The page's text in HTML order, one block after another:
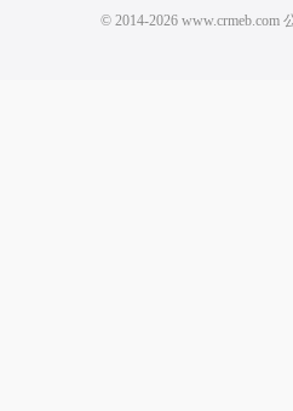
© 2014-2026